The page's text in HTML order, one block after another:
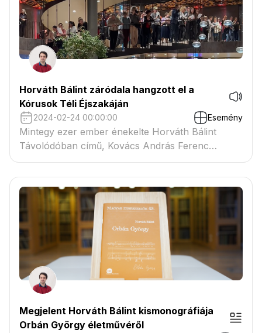
Horváth Bálint záródala hangzott el a
Kórusok Téli Éjszakáján
2024-02-24 00:00:00 Esemény
Mintegy ezer ember énekelte Horváth Bálint
Távolódóban című, Kovács András Ferenc
versére írt művét...
Megjelent Horváth Bálint kismonográfiája
Orbán György életművéről